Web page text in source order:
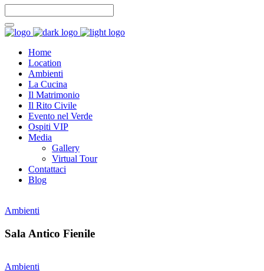
Home
Location
Ambienti
La Cucina
Il Matrimonio
Il Rito Civile
Evento nel Verde
Ospiti VIP
Media
Gallery
Virtual Tour
Contattaci
Blog
Ambienti
Sala Antico Fienile
Ambienti